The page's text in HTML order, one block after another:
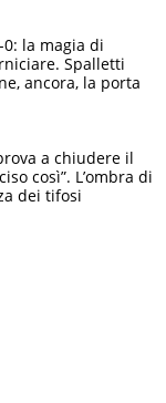
0: la magia di
Spalletti
ancora, la porta
a chiudere il
così”. L’ombra di
dei tifosi